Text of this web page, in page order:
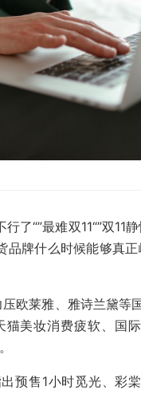
了“”最难双11“”双11
品牌什么时候能够真正
欧莱雅、雅诗兰黛等
美妆消费疲软、国
预售1小时觅光、彩